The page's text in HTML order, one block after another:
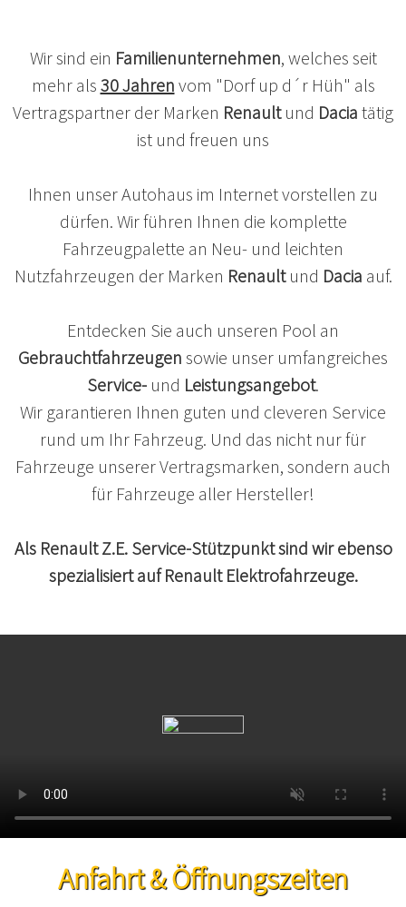
Wir sind ein Familienunternehmen, welches seit
mehr als 30 Jahren vom "Dorf up d´r Hüh" als
Vertragspartner der Marken Renaultund Dacia tätig
ist und freuen uns
Ihnen unser Autohaus im Internet vorstellen zu
dürfen. Wir führen Ihnen die komplette
Fahrzeugpalette an Neu- und leichten
Nutzfahrzeugen der Marken Renaultund Dacia auf.
Entdecken Sie auch unseren Pool an
Gebrauchtfahrzeugen sowie unser umfangreiches
Service- und Leistungsangebot.
Wir garantieren Ihnen guten und cleveren Service
rund um Ihr Fahrzeug. Und das nicht nur für
Fahrzeuge unserer Vertragsmarken, sondern auch
für Fahrzeuge aller Hersteller!
Als Renault Z.E. Service-Stützpunkt sind wir ebenso
spezialisiert auf Renault Elektrofahrzeuge.
Anfahrt & Öffnungszeiten